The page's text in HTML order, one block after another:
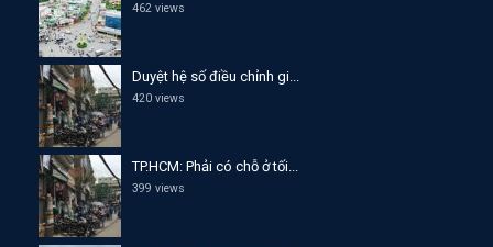
462 views
Duyệt hệ số điều chỉnh gi...
420 views
TP.HCM: Phải có chỗ ở tối...
399 views